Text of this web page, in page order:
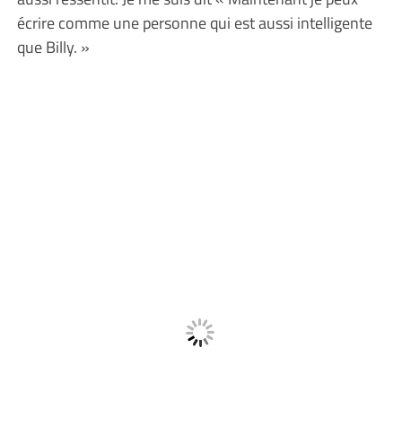
écrire comme une personne qui est aussi intelligente
que Billy. »